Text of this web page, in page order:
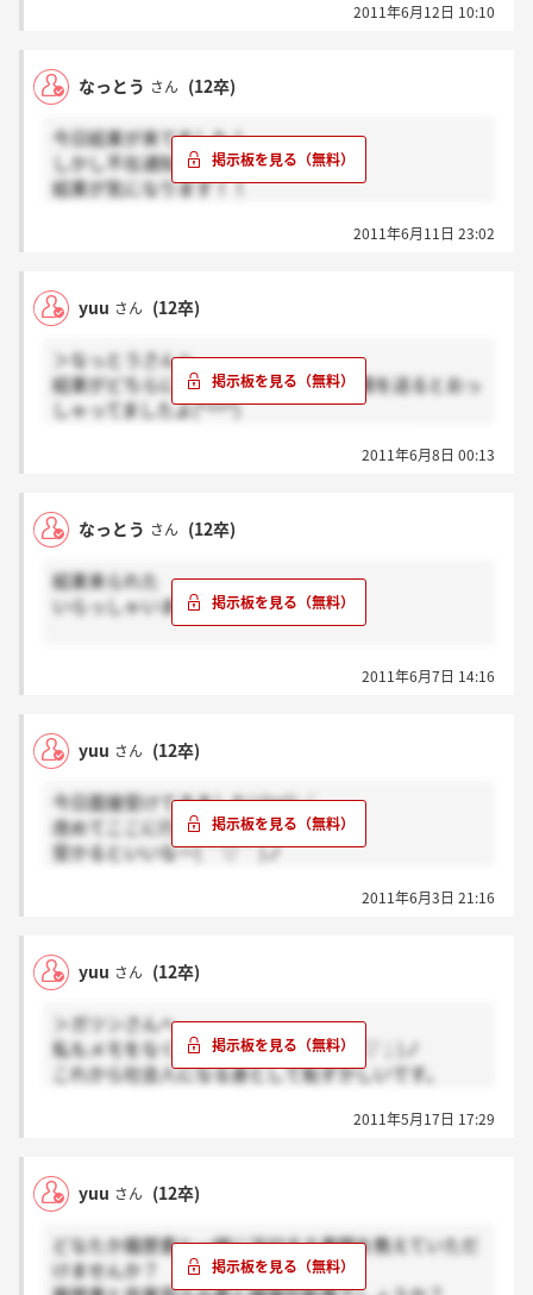
2011年6月12日 10:10
なっとう さん (12卒)
今日結果が来てました！
しかし不在通知でした(笑)
結果が気になります！！
2011年6月11日 23:02
yuu さん (12卒)
＞なっとうさんへ
結果がどちらにせよ、10日に一斉に書類を送るとおっ
しゃってましたよ(*^^*)
2011年6月8日 00:13
なっとう さん (12卒)
結果来られた
いらっしゃいますか？
2011年6月7日 14:16
yuu さん (12卒)
今日面接受けてきました\(^o^)／
改めてここに行きたいって思えました。
受かるといいなー( ´ ▽ ` )ノ
2011年6月3日 21:16
yuu さん (12卒)
＞ガツンさんへ
私もメモをなくしてしまいましたヽ(；▽；)ノ
これから社会人になる身として恥ずかしいです。
2011年5月17日 17:29
yuu さん (12卒)
どなたか履歴書と一緒に送付する書類を教えていただ
けませんか？